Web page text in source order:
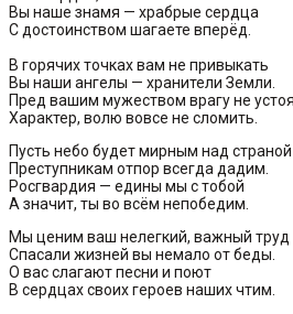
Вы наше знамя — храбрые сердца
C достоинством шагаете вперёд.
В горячих точках вам не привыкать
Вы наши ангелы — хранители Земли.
Пред вашим мужеством врагу не
Характер, волю вовсе не сломить.
Пусть небо будет мирным над страной
Преступникам отпор всегда дадим.
Росгвардия — едины мы с тобой
А значит, ты во всём непобедим.
Мы ценим ваш нелегкий, важный труд
Спасали жизней вы немало от беды.
О вас слагают песни и поют
В сердцах своих героев наших чтим.